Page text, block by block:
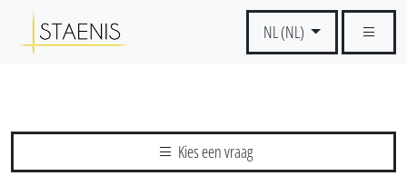
NL (NL)
Kies een vraag